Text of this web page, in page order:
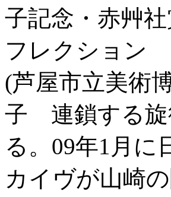
子記念・赤艸
フレクション
(芦屋市立美術
子 連鎖する旋
る。09年1月に
カイヴが山崎